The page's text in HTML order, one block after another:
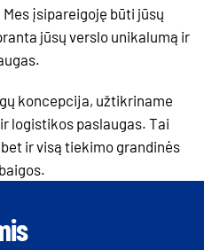
įsipareigoję būti jūsų
jūsų verslo unikalumą ir
koncepcija, užtikriname
logistikos paslaugas. Tai
ir visą tiekimo grandinės